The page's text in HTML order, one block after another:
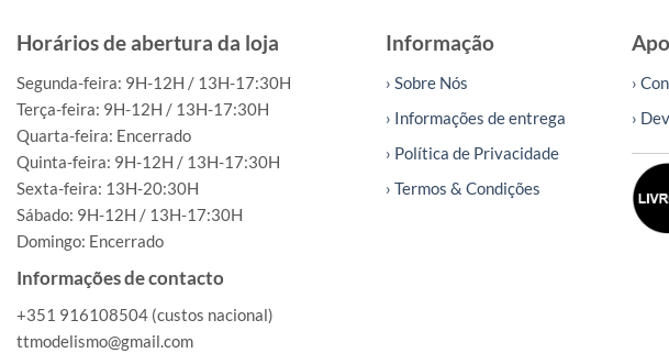
Horários de abertura da loja
Segunda-feira: 9H-12H / 13H-17:30H
Terça-feira: 9H-12H / 13H-17:30H
Quarta-feira: Encerrado
Quinta-feira: 9H-12H / 13H-17:30H
Sexta-feira: 13H-20:30H
Sábado: 9H-12H / 13H-17:30H
Domingo: Encerrado
Informações de contacto
+351 916108504 (custos nacional)
ttmodelismo@gmail.com
Informação
› Sobre Nós
› Informações de entrega
› Política de Privacidade
› Termos & Condições
›
›